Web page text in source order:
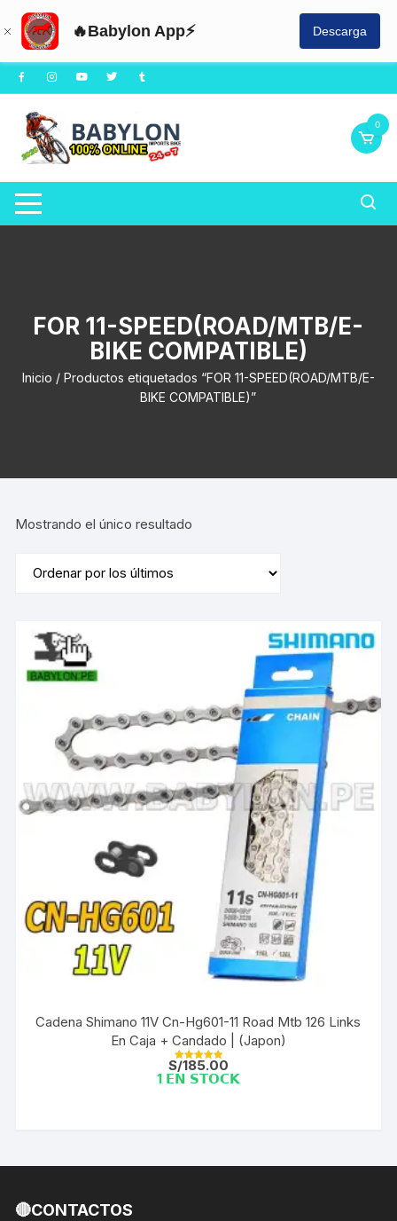
🔥Babylon App⚡ Descarga
Saltar
al
contenido
0
FOR 11-SPEED(ROAD/MTB/E-
BIKE COMPATIBLE)
Inicio / Productos etiquetados “FOR 11-SPEED(ROAD/MTB/E-
BIKE COMPATIBLE)”
Mostrando el único resultado
Cadena Shimano 11V Cn-Hg601-11 Road Mtb 126 Links
En Caja + Candado | (Japon)
Valorado con
5.00
de 5
S/185.00
1 𝗘𝗡 𝗦𝗧𝗢𝗖𝗞
🔴CONTACTOS